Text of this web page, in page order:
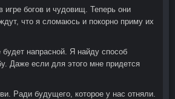
игре богов и чудовищ. Теперь они
что я сломаюсь и покорно приму их
напрасной. Я найду способ
Даже если для этого мне придется
Ради будущего, которое у нас отняли.